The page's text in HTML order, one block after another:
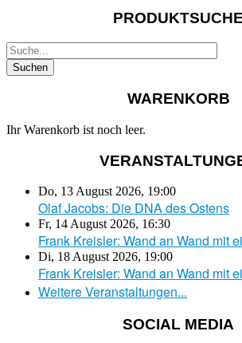
PRODUKTSUCHE
WARENKORB
Ihr Warenkorb ist noch leer.
Do, 13 August 2026, 19:00
Olaf Jacobs: Die DNA des Ostens
Fr, 14 August 2026, 16:30
Frank Kreisler: Wand an Wand mit
Di, 18 August 2026, 19:00
Frank Kreisler: Wand an Wand mit
Weitere Veranstaltungen...
SOCIAL MEDIA